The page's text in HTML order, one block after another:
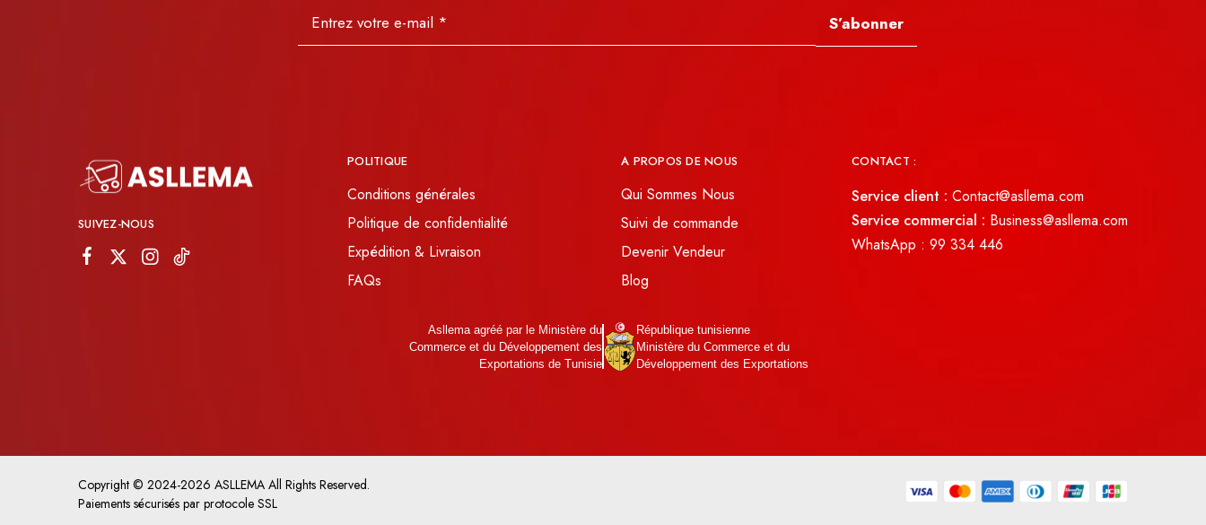
S’abonner
SUIVEZ-NOUS
POLITIQUE
Conditions générales
Politique de confidentialité
Expédition & Livraison
FAQs
A PROPOS DE NOUS
Qui Sommes Nous
Suivi de commande
Devenir Vendeur
Blog
CONTACT :
Service client : Contact@asllema.com
Service commercial : Business@asllema.com
WhatsApp : 99 334 446
Asllema agréé par le Ministère du
Commerce et du Développement des
Exportations de Tunisie
République tunisienne
Ministère du Commerce et du
Développement des Exportations
Copyright © 2024-2026 ASLLEMA All Rights Reserved.
Paiements sécurisés par protocole SSL